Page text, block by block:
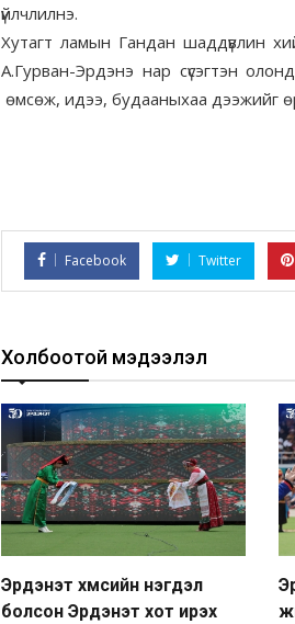
үйлчлилнэ.
Хутагт ламын Гандан шаддүвлин
А.Гурван-Эрдэнэ нар сүсэгтэн
өмсөж, идээ, будааныхаа дээжийг
Facebook Twitter
Холбоотой мэдээлэл
Эрдэнэт хүмүүсийн нэгдэл
болсон Эрдэнэт хот ирэх